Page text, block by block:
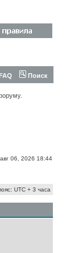
Поиск
06, 2026 18:44
UTC + 3 часа